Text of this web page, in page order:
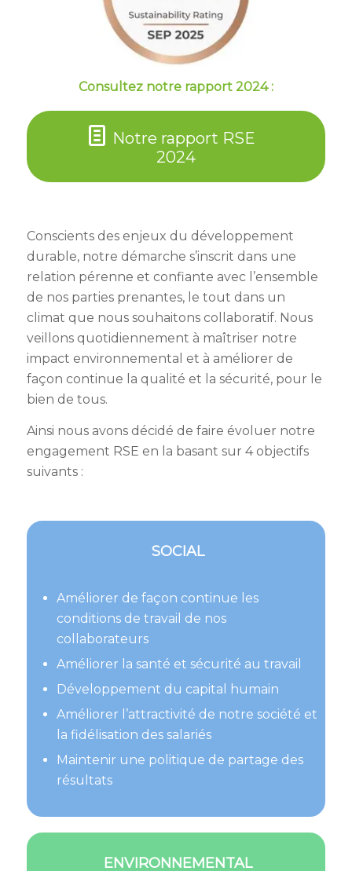
Consultez notre rapport 2024 :
Notre rapport RSE
2024
Conscients des enjeux du développement
durable, notre démarche s’inscrit dans une
relation pérenne et confiante avec l’ensemble
de nos parties prenantes, le tout dans un
climat que nous souhaitons collaboratif. Nous
veillons quotidiennement à maîtriser notre
impact environnemental et à améliorer de
façon continue la qualité et la sécurité, pour le
bien de tous.
Ainsi nous avons décidé de faire évoluer notre
engagement RSE en la basant sur 4 objectifs
suivants :
SOCIAL
Améliorer de façon continue les
conditions de travail de nos
collaborateurs
Améliorer la santé et sécurité au travail
Développement du capital humain
Améliorer l’attractivité de notre société et
la fidélisation des salariés
Maintenir une politique de partage des
résultats
ENVIRONNEMENTAL